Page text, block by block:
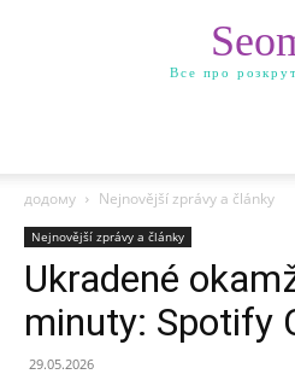
Все про
додому Nejnovější zprávy a články
Nejnovější zprávy a články
Ukradené
minuty: Spotify
29.05.2026